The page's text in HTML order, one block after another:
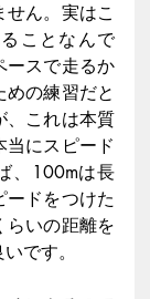
ん。実はこ
ことなんで
ースで走るか
めの練習だと
、これは本質
当にスピード
、100mは長
ードをつけた
らいの距離を
です。